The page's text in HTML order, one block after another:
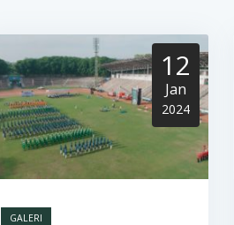
12
Jan
2024
GALERI